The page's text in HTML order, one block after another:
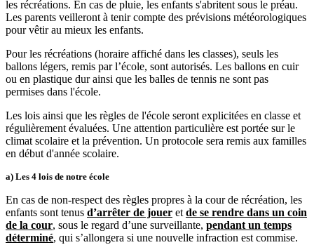
les récréations. En cas de pluie, les enfants s'abritent sous le préau.
Les parents veilleront à tenir compte des prévisions météorologiques
pour vêtir au mieux les enfants.
Pour les récréations (horaire affiché dans les classes), seuls les
ballons légers, remis par l’école, sont autorisés. Les ballons en cuir
ou en plastique dur ainsi que les balles de tennis ne sont pas
permises dans l'école.
Les lois ainsi que les règles de l'école seront explicitées en classe et
régulièrement évaluées. Une attention particulière est portée sur le
climat scolaire et la prévention. Un protocole sera remis aux familles
en début d'année scolaire.
a) Les 4 lois de notre école
En cas de non-respect des règles propres à la cour de récréation, les
enfants sont tenus d’arrêter de jouer et de se rendre dans un coin
de la cour, sous le regard d’une surveillante, pendant un temps
déterminé, qui s’allongera si une nouvelle infraction est commise.